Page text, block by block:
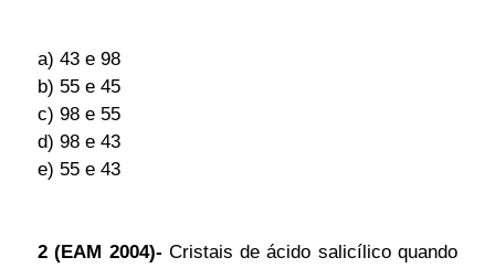
a) 43 e 98
b) 55 e 45
c) 98 e 55
d) 98 e 43
e) 55 e 43
2 (EAM 2004)- Cristais de ácido salicílico quando